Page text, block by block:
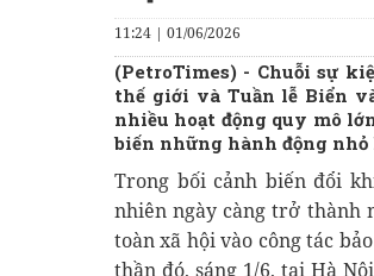
11:24 | 01/06/2026
(PetroTimes) - Chuỗi sự
thế giới và Tuần lễ Biển
nhiều hoạt động quy mô
biến những hành động
Trong bối cảnh biến đổi
nhiên ngày càng trở thành
toàn xã hội vào công tác
thần đó, sáng 1/6, tại Hà